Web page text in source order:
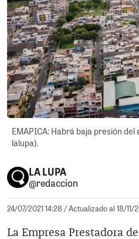
EMAPICA: Habrá baja presión
lalupa).
LA LUPA
@redaccion
24/07/2021 14:28 / Actualizado al 18/11/
La Empresa Prestadora